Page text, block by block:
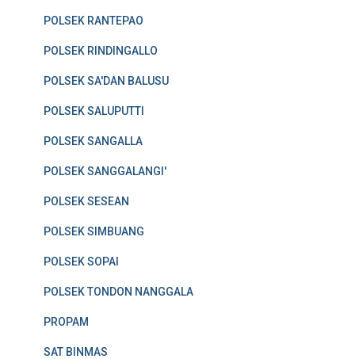
POLSEK RANTEPAO
POLSEK RINDINGALLO
POLSEK SA'DAN BALUSU
POLSEK SALUPUTTI
POLSEK SANGALLA
POLSEK SANGGALANGI'
POLSEK SESEAN
POLSEK SIMBUANG
POLSEK SOPAI
POLSEK TONDON NANGGALA
PROPAM
SAT BINMAS